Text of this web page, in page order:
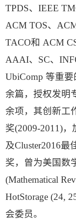
TPDS、IEEE
ACM TOS、
TACO和 ACM
AAAI、SC、
UbiComp 等重
余篇，授权发明
余项，其创新工
奖(2009-2011)
及Cluster2016最
奖，曾为美国数
(Mathematical
HotStorage (24,
会委员。